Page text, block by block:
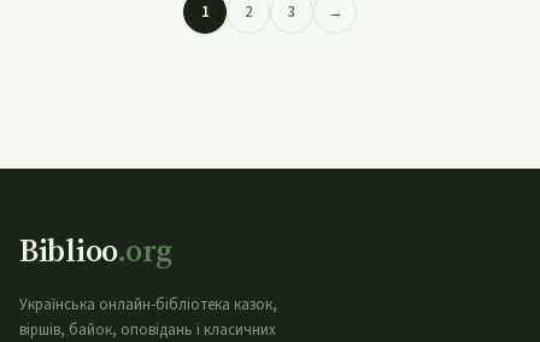
1 2 3 →
Biblioo.org
Українська онлайн-бібліотека казок,
віршів, байок, оповідань і класичних